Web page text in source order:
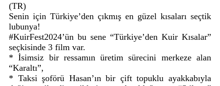
(TR)
Senin için Türkiye’den çıkmış en güzel kısaları seçtik
lubunya!
#KuirFest2024’ün bu sene “Türkiye’den Kuir Kısalar”
seçkisinde 3 film var.
* İsimsiz bir ressamın üretim sürecini merkeze alan
“Karaltı”,
* Taksi şoförü Hasan’ın bir çift topuklu ayakkabıyla